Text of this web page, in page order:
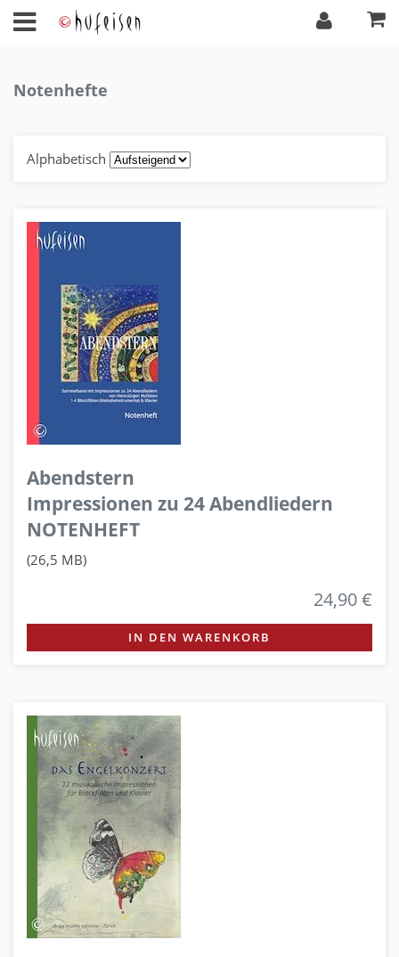
Notenhefte
Alphabetisch
Abendstern
Impressionen zu 24 Abendliedern
NOTENHEFT
(26,5 MB)
24,90 €
IN DEN WARENKORB